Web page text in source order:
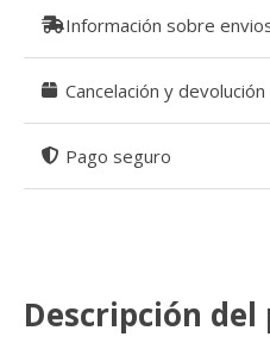
Información sobre
Cancelación y devolución
Pago seguro
Descripción